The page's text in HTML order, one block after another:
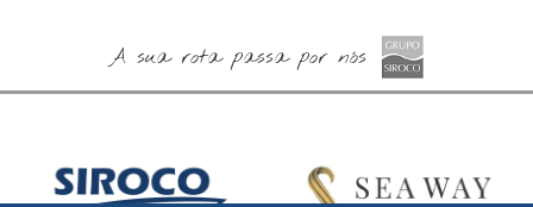
A sua rota passa por nós